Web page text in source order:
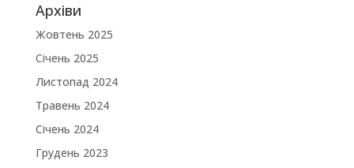
Архіви
Жовтень 2025
Січень 2025
Листопад 2024
Травень 2024
Січень 2024
Грудень 2023